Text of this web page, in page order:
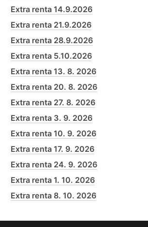
Extra renta 14.9.2026
Extra renta 21.9.2026
Extra renta 28.9.2026
Extra renta 5.10.2026
Extra renta 13. 8. 2026
Extra renta 20. 8. 2026
Extra renta 27. 8. 2026
Extra renta 3. 9. 2026
Extra renta 10. 9. 2026
Extra renta 17. 9. 2026
Extra renta 24. 9. 2026
Extra renta 1. 10. 2026
Extra renta 8. 10. 2026